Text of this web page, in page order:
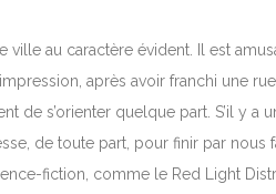
ville au caractère évident. Il est
après avoir franchi une
s’orienter quelque part. S’il y a
de toute part, pour finir par nous
fiction, comme le Red Light